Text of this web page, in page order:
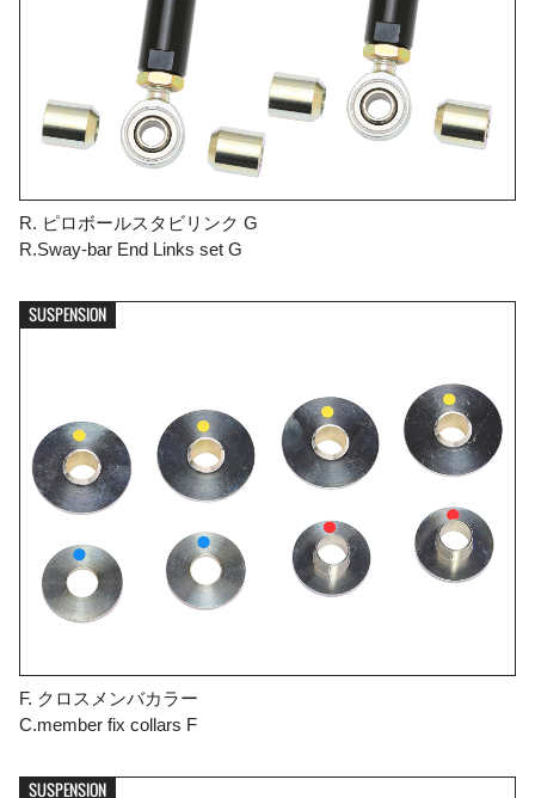
R. ピロボールスタビリンク G
R.Sway-bar End Links set G
SUSPENSION
F. クロスメンバカラー
C.member fix collars F
SUSPENSION